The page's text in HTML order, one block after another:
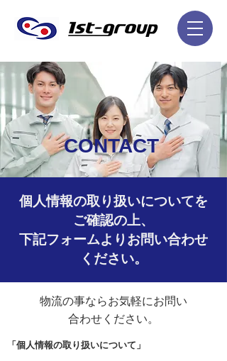
CONTACT
個人情報の取り扱いについてを
ご確認の上、
下記フォームよりお問い合わせ
ください。
物流の事ならお気軽にお問い
合わせください。
「個人情報の取り扱いについて」